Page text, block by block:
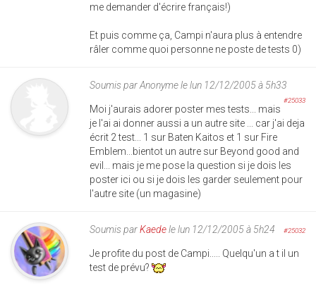
me demander d'écrire français!)
Et puis comme ça, Campi n'aura plus à entendre
râler comme quoi personne ne poste de tests 0)
Soumis parAnonymele lun 12/12/2005 à 5h33
#25033
Moi j'aurais adorer poster mes tests... mais
je l'ai ai donner aussi a un autre site ... car j'ai deja
écrit 2 test... 1 sur Baten Kaitos et 1 sur Fire
Emblem...bientot un autre sur Beyond good and
evil... mais je me pose la question si je dois les
poster ici ou si je dois les garder seulement pour
l'autre site (un magasine)
Soumis parKaedele lun 12/12/2005 à 5h24 #25032
Je profite du post de Campi..... Quelqu'un a t il un
test de prévu?